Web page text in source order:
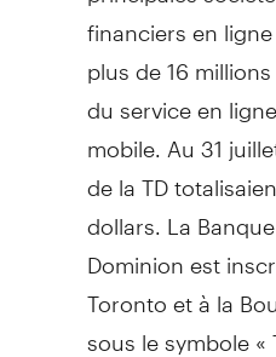
financiers en
plus de 16
du service en
mobile. Au 31
de la TD
dollars. La
Dominion est
Torontoet à la
sous le symbole «